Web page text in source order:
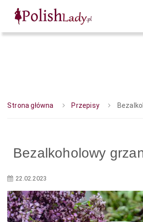
Strona główna Przepisy
Bezalkoholowy
22.02.2023